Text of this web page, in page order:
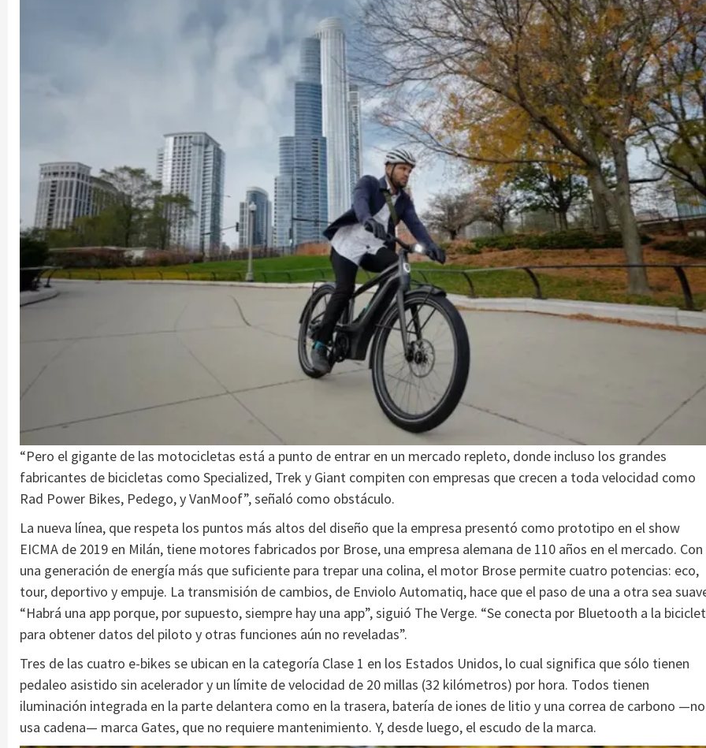
“Pero el gigante de las motocicletas está a punto de entrar en un mercado repleto, donde incluso los grandes
fabricantes de bicicletas como Specialized, Trek y Giant compiten con empresas que crecen a toda velocidad como
Rad Power Bikes, Pedego, y VanMoof”, señaló como obstáculo.
La nueva línea, que respeta los puntos más altos del diseño que la empresa presentó como prototipo en el show
EICMA de 2019 en Milán, tiene motores fabricados por Brose, una empresa alemana de 110 años en el mercado. Con
una generación de energía más que suficiente para trepar una colina, el motor Brose permite cuatro potencias: eco,
tour, deportivo y empuje. La transmisión de cambios, de Enviolo Automatiq, hace que el paso de una a otra sea
“Habrá una app porque, por supuesto, siempre hay una app”, siguió The Verge. “Se conecta por Bluetooth a la
para obtener datos del piloto y otras funciones aún no reveladas”.
Tres de las cuatro e-bikes se ubican en la categoría Clase 1 en los Estados Unidos, lo cual significa que sólo tienen
pedaleo asistido sin acelerador y un límite de velocidad de 20 millas (32 kilómetros) por hora. Todos tienen
iluminación integrada en la parte delantera como en la trasera, batería de iones de litio y una correa de carbono —no
usa cadena— marca Gates, que no requiere mantenimiento. Y, desde luego, el escudo de la marca.